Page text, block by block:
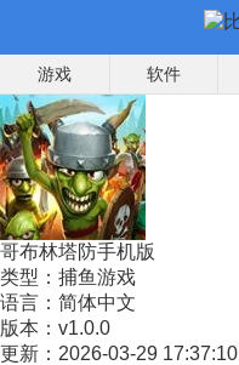
游戏 软件
哥布林塔防手机版
类型： 捕鱼游戏
语言： 简体中文
版本： v1.0.0
更新： 2026-03-29 17:37:10